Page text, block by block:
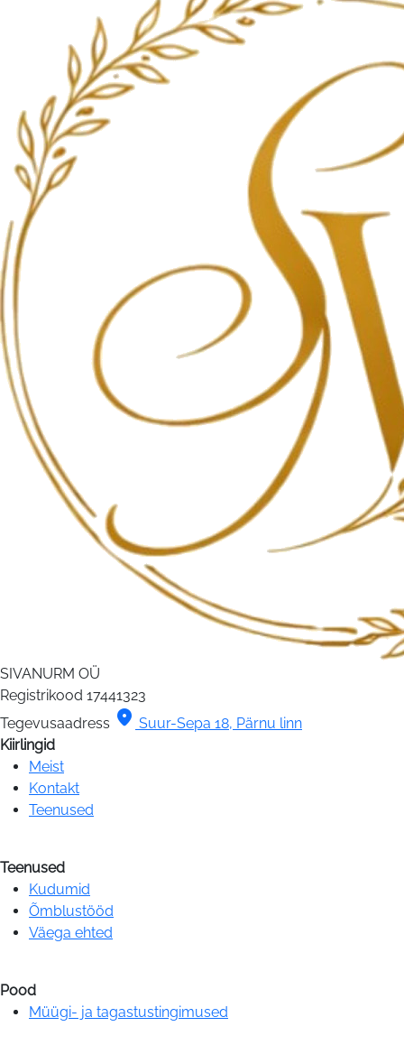
SIVANURM OÜ
Registrikood 17441323
Tegevusaadress location_on Suur-Sepa 18, Pärnu linn
Kiirlingid
Meist
Kontakt
Teenused
Teenused
Kudumid
Õmblustööd
Väega ehted
Pood
Müügi- ja tagastustingimused